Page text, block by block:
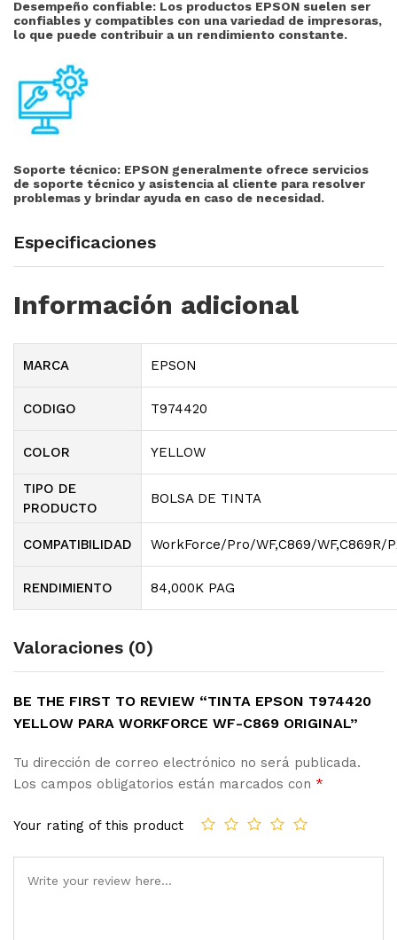
Desempeño confiable: Los productos EPSON suelen ser
confiables y compatibles con una variedad de impresoras,
lo que puede contribuir a un rendimiento constante.
Soporte técnico: EPSON generalmente ofrece servicios
de soporte técnico y asistencia al cliente para resolver
problemas y brindar ayuda en caso de necesidad.
Especificaciones
Información adicional
MARCA EPSON
CODIGO T974420
COLOR YELLOW
TIPO DE
PRODUCTO
BOLSA DE TINTA
COMPATIBILIDAD WorkForce/Pro/WF,C869/WF,C869R/
RENDIMIENTO 84,000K PAG
Valoraciones (0)
BE THE FIRST TO REVIEW “TINTA EPSON T974420
YELLOW PARA WORKFORCE WF-C869 ORIGINAL”
Tu dirección de correo electrónico no será publicada.
Los campos obligatorios están marcados con *
Your rating of this product